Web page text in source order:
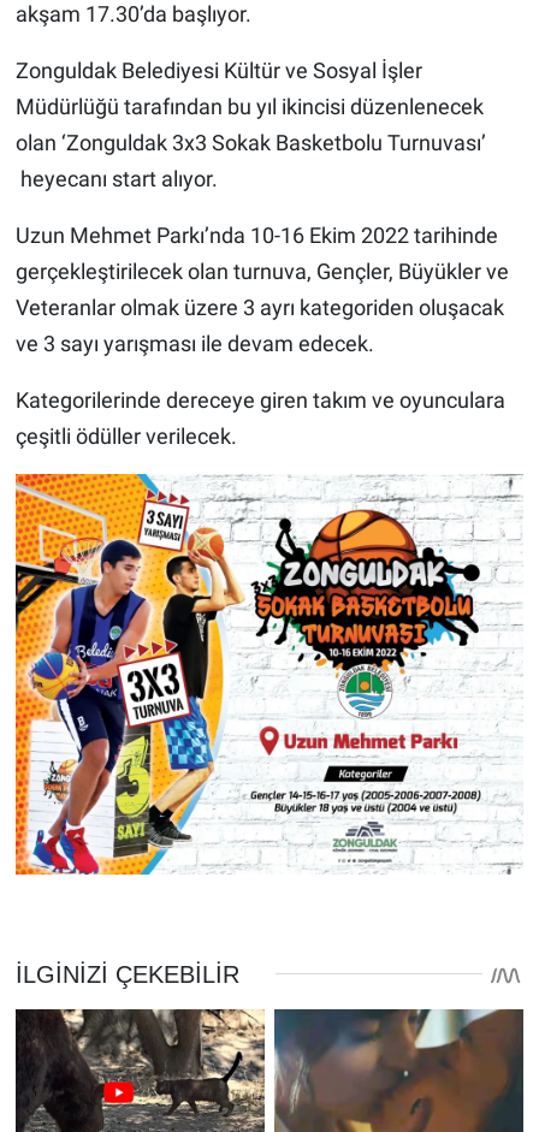
akşam 17.30’da başlıyor.
Zonguldak Belediyesi Kültür ve Sosyal İşler
Müdürlüğü tarafından bu yıl ikincisi düzenlenecek
olan ‘Zonguldak 3x3 Sokak Basketbolu Turnuvası’
heyecanı start alıyor.
Uzun Mehmet Parkı’nda 10-16 Ekim 2022 tarihinde
gerçekleştirilecek olan turnuva, Gençler, Büyükler ve
Veteranlar olmak üzere 3 ayrı kategoriden oluşacak
ve 3 sayı yarışması ile devam edecek.
Kategorilerinde dereceye giren takım ve oyunculara
çeşitli ödüller verilecek.